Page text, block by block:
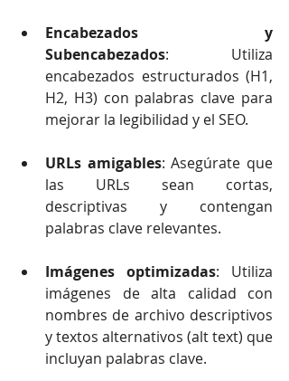
Encabezados y
Subencabezados: Utiliza
encabezados estructurados (H1,
H2, H3) con palabras clave para
mejorar la legibilidad y el SEO.
URLs amigables: Asegúrate que
las URLs sean cortas,
descriptivas y contengan
palabras clave relevantes.
Imágenes optimizadas: Utiliza
imágenes de alta calidad con
nombres de archivo descriptivos
y textos alternativos (alt text) que
incluyan palabras clave.